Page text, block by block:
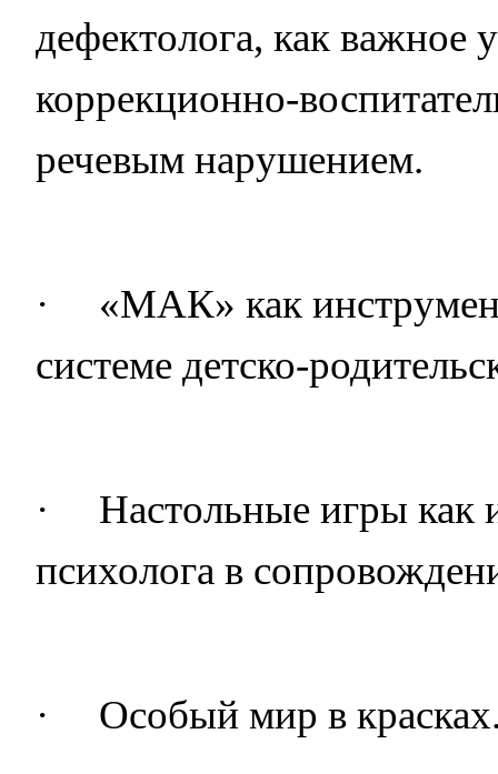
дефектолога, как важное
коррекционно-
речевым нарушением.
·
«МАК» как
системе детско-
·
Настольные игры как
психолога в
· Особый мир в